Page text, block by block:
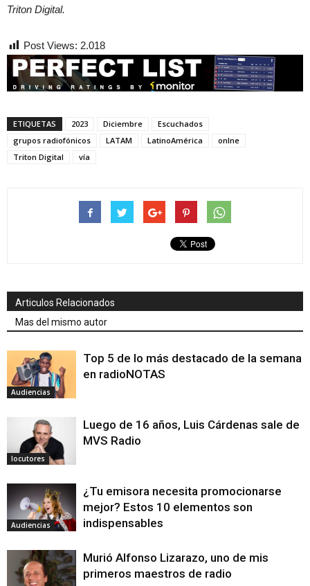
Triton Digital.
Post Views: 2.018
ETIQUETAS 2023 Diciembre
Escuchados
grupos radiofónicos
LATAM LatinoAmérica
onlne
Triton Digital
vía
Articulos Relacionados
Mas del mismo autor
Audiencias
Top 5 de lo más destacado de la semana
en radioNOTAS
locutores
Luego de 16 años, Luis Cárdenas sale de
MVS Radio
Audiencias
¿Tu emisora necesita promocionarse
mejor? Estos 10 elementos son
indispensables
Murió Alfonso Lizarazo, uno de mis
primeros maestros de radio